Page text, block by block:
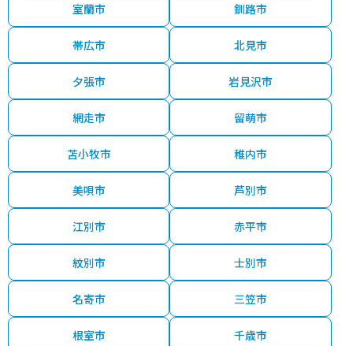
室蘭市 釧路市
帯広市 北見市
夕張市 岩見沢市
網走市 留萌市
苫小牧市 稚内市
美唄市 芦別市
江別市 赤平市
紋別市 士別市
名寄市 三笠市
根室市 千歳市